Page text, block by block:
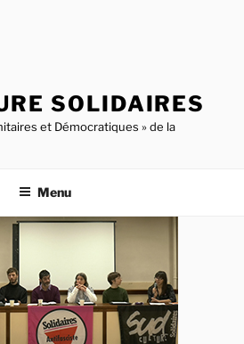
SOLIDAIRES
et Démocratiques » de la
Menu